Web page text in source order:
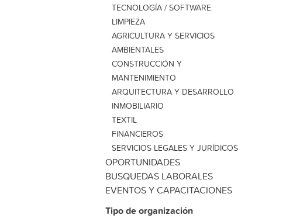
TECNOLOGÍA / SOFTWARE
LIMPIEZA
AGRICULTURA Y SERVICIOS
AMBIENTALES
CONSTRUCCIÓN Y
MANTENIMIENTO
ARQUITECTURA Y DESARROLLO
INMOBILIARIO
TEXTIL
FINANCIEROS
SERVICIOS LEGALES Y JURÍDICOS
OPORTUNIDADES
BU´SQUEDAS LABORALES
EVENTOS Y CAPACITACIONES
Tipo de organización